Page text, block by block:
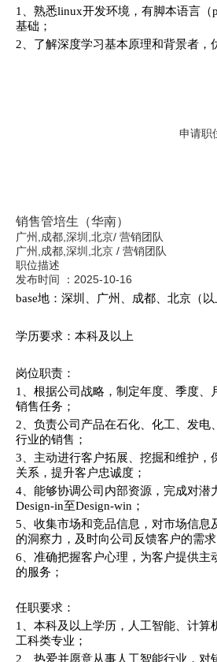
1、熟悉linux开发环境，有脚本语言（
基础；
2、了解深度学习基本原理和背景者，
申请职
销售管培生（华南）
广州,成都,深圳,北京/ 营销团队
广州,成都,深圳,北京 / 营销团队
职位描述
发布时间 ： 2025-10-16
base地：深圳、广州、成都、北京（以
学历要求：本科及以上
岗位职责：
1、根据公司战略，制定年度、季度、
销售任务；
2、负责公司产品在石化、化工、发电
行业的销售；
3、主动进行客户拓展、挖掘和维护，
关系，提升客户忠诚度；
4、能够协调公司内部资源，完成对潜
Design-in至Design-win；
5、收集市场和竞品信息，对市场信息
的洞察力，及时向公司反馈客户的需求
6、准确把握客户心理，为客户提供主
的服务；
任职要求：
1、本科及以上学历，人工智能、计算
工科类专业；
2、热爱并愿意从事人工智能行业，对